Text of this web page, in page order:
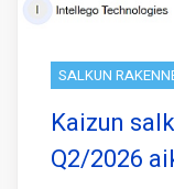
SALKUN
Kaizun
Q2/2026